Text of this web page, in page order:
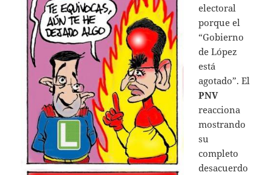
electoral
porque el
“Gobierno
de López
está
agotado”. El
PNV
reacciona
mostrando
su
completo
desacuerdo